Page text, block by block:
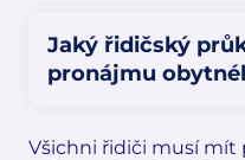
Jaký řidičský
pronájmu
Všichni řidiči musí mít